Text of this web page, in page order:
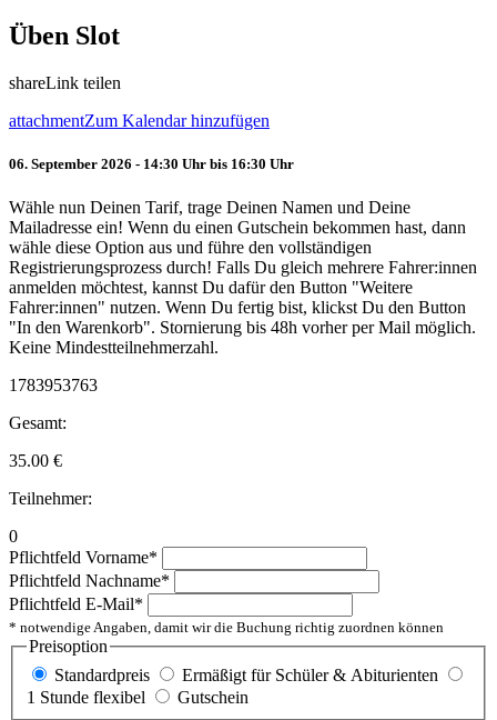
Üben Slot
shareLink teilen
attachmentZum Kalendar hinzufügen
06. September 2026 - 14:30 Uhr bis 16:30 Uhr
Wähle nun Deinen Tarif, trage Deinen Namen und Deine
Mailadresse ein! Wenn du einen Gutschein bekommen hast, dann
wähle diese Option aus und führe den vollständigen
Registrierungsprozess durch! Falls Du gleich mehrere Fahrer:innen
anmelden möchtest, kannst Du dafür den Button "Weitere
Fahrer:innen" nutzen. Wenn Du fertig bist, klickst Du den Button
"In den Warenkorb". Stornierung bis 48h vorher per Mail möglich.
Keine Mindestteilnehmerzahl.
1783953763
Gesamt:
35.00 €
Teilnehmer:
0
Pflichtfeld Vorname*
Pflichtfeld Nachname*
Pflichtfeld E-Mail*
* notwendige Angaben, damit wir die Buchung richtig zuordnen können
Preisoption
Standardpreis
Ermäßigt für Schüler & Abiturienten
1 Stunde flexibel
Gutschein